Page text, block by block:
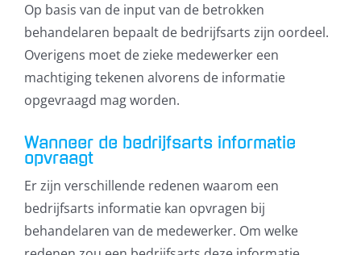
Op basis van de input van de betrokken
behandelaren bepaalt de bedrijfsarts zijn oordeel.
Overigens moet de zieke medewerker een
machtiging tekenen alvorens de informatie
opgevraagd mag worden.
Wanneer de bedrijfsarts informatie
opvraagt
Er zijn verschillende redenen waarom een
bedrijfsarts informatie kan opvragen bij
behandelaren van de medewerker. Om welke